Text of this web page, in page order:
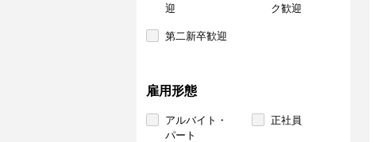
迎
ク歓迎
第二新卒歓迎
雇用形態
アルバイト・
パート
正社員